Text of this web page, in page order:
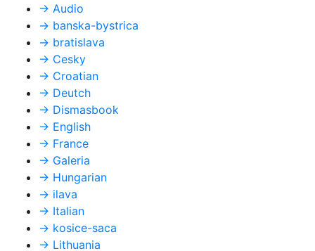
→ Audio
→ banska-bystrica
→ bratislava
→ Cesky
→ Croatian
→ Deutch
→ Dismasbook
→ English
→ France
→ Galeria
→ Hungarian
→ ilava
→ Italian
→ kosice-saca
→ Lithuania